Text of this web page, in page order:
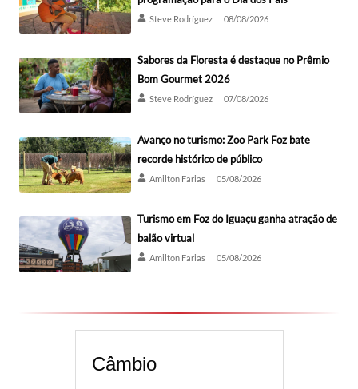
Steve Rodríguez 08/08/2026
Sabores da Floresta é destaque no Prêmio
Bom Gourmet 2026
Steve Rodríguez 07/08/2026
Avanço no turismo: Zoo Park Foz bate
recorde histórico de público
Amilton Farias 05/08/2026
Turismo em Foz do Iguaçu ganha atração de
balão virtual
Amilton Farias 05/08/2026
Câmbio